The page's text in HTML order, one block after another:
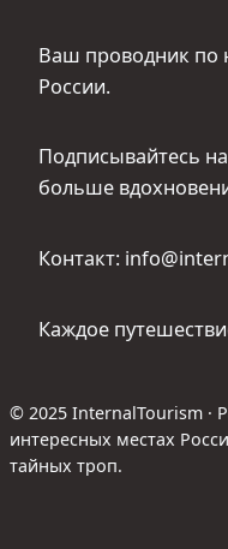
Ваш проводник по
России.
Подписывайтесь
больше
Контакт:
Каждое
© 2025 InternalTourism ·
интересных местах
тайных троп.